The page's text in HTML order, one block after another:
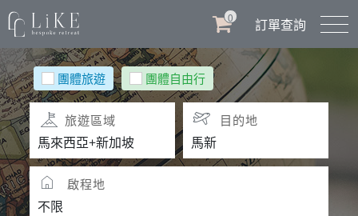
0 訂單查詢
團體旅遊 團體自由行
旅遊區域 目的地
啟程地